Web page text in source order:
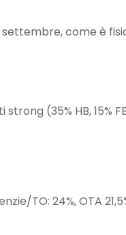
come è
(35% HB, 15%
TO: 24%, OTA